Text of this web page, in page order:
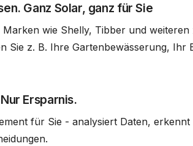
Ganz Solar, ganz für Sie
wie Shelly, Tibber und
Sie z. B. Ihre Gartenbewässerung,
Ersparnis.
für Sie - analysiert Daten,